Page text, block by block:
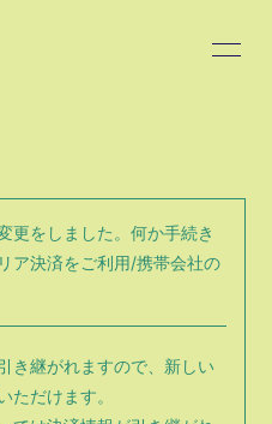
PROFILE
BLOG
PHOTO
更をしました。何か手続き
ア決済をご利用/携帯会社の
き継がれますので、新しい
ただけます。